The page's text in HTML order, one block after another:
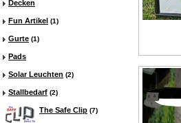
Decken
Fun Artikel (1)
Gurte (1)
Pads
Solar Leuchten (2)
Stallbedarf (2)
The Safe Clip (7)